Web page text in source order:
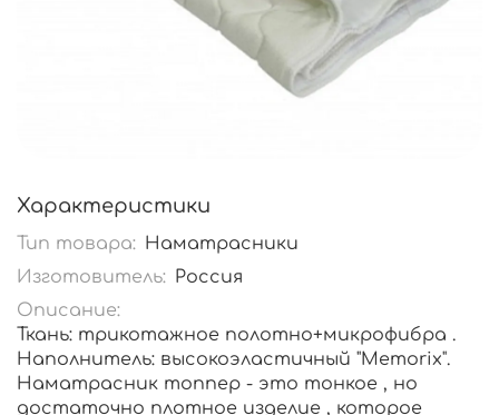
Характеристики
Тип товара: Наматрасники
Изготовитель: Россия
Описание:
Ткань: трикотажное полотно+микрофибра .
Наполнитель: высокоэластичный "Memorix".
Наматрасник топпер - это тонкое , но
достаточно плотное изделие , которое